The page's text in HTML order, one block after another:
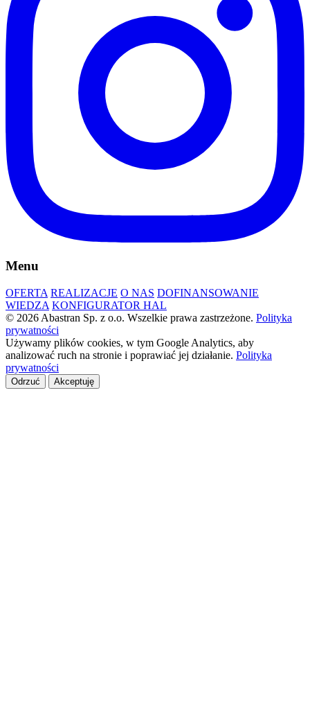
Menu
OFERTA REALIZACJE O NAS DOFINANSOWANIE
WIEDZA KONFIGURATOR HAL
© 2026 Abastran Sp. z o.o. Wszelkie prawa zastrzeżone. Polityka
prywatności
Używamy plików cookies, w tym Google Analytics, aby
analizować ruch na stronie i poprawiać jej działanie. Polityka
prywatności
Odrzuć Akceptuję